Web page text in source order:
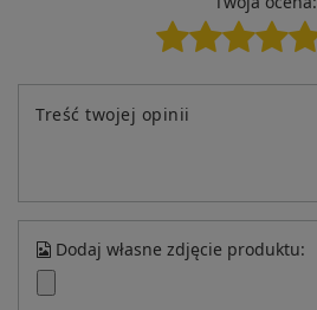
Treść twojej opinii
Dodaj własne zdjęcie produktu: